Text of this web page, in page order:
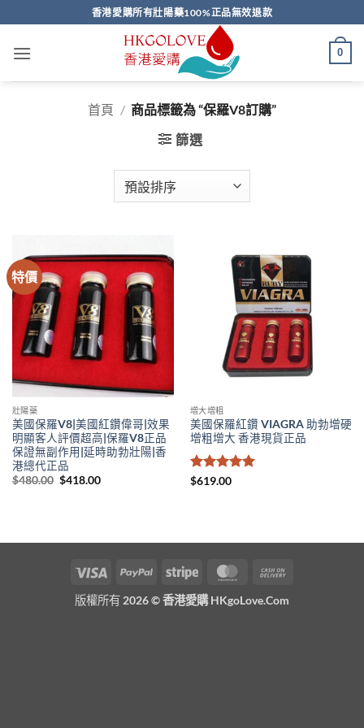
to
content
香港愛購所有壯陽藥100%正品無效退款
0
首頁 / 商品標籤為 “保羅V8訂購”
篩選
特價
壯陽藥
美國保羅V8|美國紅鑽偉哥|效果
明顯客人評價超高|保羅V8正品
保證無副作用|延時助勃壯陽|香
港總代正品
$480.00 Original
$418.00Current
增大增粗
美國保羅紅鑽 VIAGRA 助勃增硬
增粗增大 香港現貨正品
評分5滿
$619.00
Visa PayPal Stripe MasterCard
版權所有 2026 ©香港愛購 HKgoLove.Com